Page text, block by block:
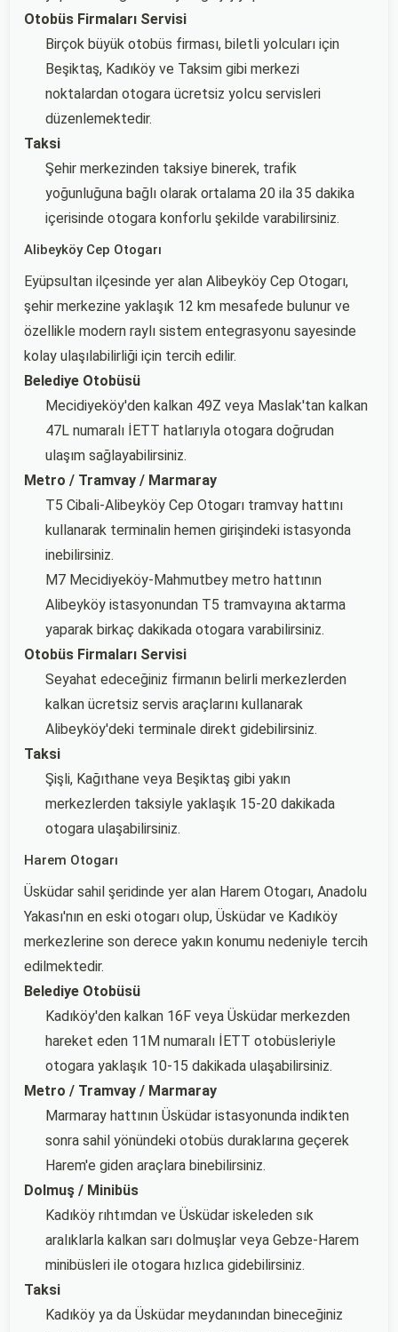
Otobüs Firmaları Servisi
Birçok büyük otobüs firması, biletli yolcuları için
Beşiktaş, Kadıköy ve Taksim gibi merkezi
noktalardan otogara ücretsiz yolcu servisleri
düzenlemektedir.
Taksi
Şehir merkezinden taksiye binerek, trafik
yoğunluğuna bağlı olarak ortalama 20 ila 35 dakika
içerisinde otogara konforlu şekilde varabilirsiniz.
Alibeyköy Cep Otogarı
Eyüpsultan ilçesinde yer alan Alibeyköy Cep Otogarı,
şehir merkezine yaklaşık 12 km mesafede bulunur ve
özellikle modern raylı sistem entegrasyonu sayesinde
kolay ulaşılabilirliği için tercih edilir.
Belediye Otobüsü
Mecidiyeköy'den kalkan 49Z veya Maslak'tan kalkan
47L numaralı İETT hatlarıyla otogara doğrudan
ulaşım sağlayabilirsiniz.
Metro / Tramvay / Marmaray
T5 Cibali-Alibeyköy Cep Otogarı tramvay hattını
kullanarak terminalin hemen girişindeki istasyonda
inebilirsiniz.
M7 Mecidiyeköy-Mahmutbey metro hattının
Alibeyköy istasyonundan T5 tramvayına aktarma
yaparak birkaç dakikada otogara varabilirsiniz.
Otobüs Firmaları Servisi
Seyahat edeceğiniz firmanın belirli merkezlerden
kalkan ücretsiz servis araçlarını kullanarak
Alibeyköy'deki terminale direkt gidebilirsiniz.
Taksi
Şişli, Kağıthane veya Beşiktaş gibi yakın
merkezlerden taksiyle yaklaşık 15-20 dakikada
otogara ulaşabilirsiniz.
Harem Otogarı
Üsküdar sahil şeridinde yer alan Harem Otogarı, Anadolu
Yakası'nın en eski otogarı olup, Üsküdar ve Kadıköy
merkezlerine son derece yakın konumu nedeniyle tercih
edilmektedir.
Belediye Otobüsü
Kadıköy'den kalkan 16F veya Üsküdar merkezden
hareket eden 11M numaralı İETT otobüsleriyle
otogara yaklaşık 10-15 dakikada ulaşabilirsiniz.
Metro / Tramvay / Marmaray
Marmaray hattının Üsküdar istasyonunda indikten
sonra sahil yönündeki otobüs duraklarına geçerek
Harem'e giden araçlara binebilirsiniz.
Dolmuş / Minibüs
Kadıköy rıhtımdan ve Üsküdar iskeleden sık
aralıklarla kalkan sarı dolmuşlar veya Gebze-Harem
minibüsleri ile otogara hızlıca gidebilirsiniz.
Taksi
Kadıköy ya da Üsküdar meydanından bineceğiniz